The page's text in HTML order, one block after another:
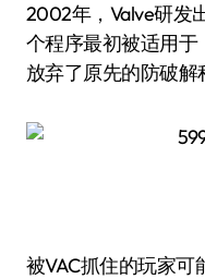
2002年，Valve研发
个程序最初被适用于
放弃了原先的防破解
被VAC抓住的玩家